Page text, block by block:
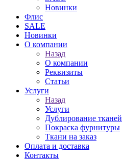
Новинки
Флис
SALE
Новинки
О компании
Назад
О компании
Реквизиты
Статьи
Услуги
Назад
Услуги
Дублирование тканей
Покраска фурнитуры
Ткани на заказ
Оплата и доставка
Контакты